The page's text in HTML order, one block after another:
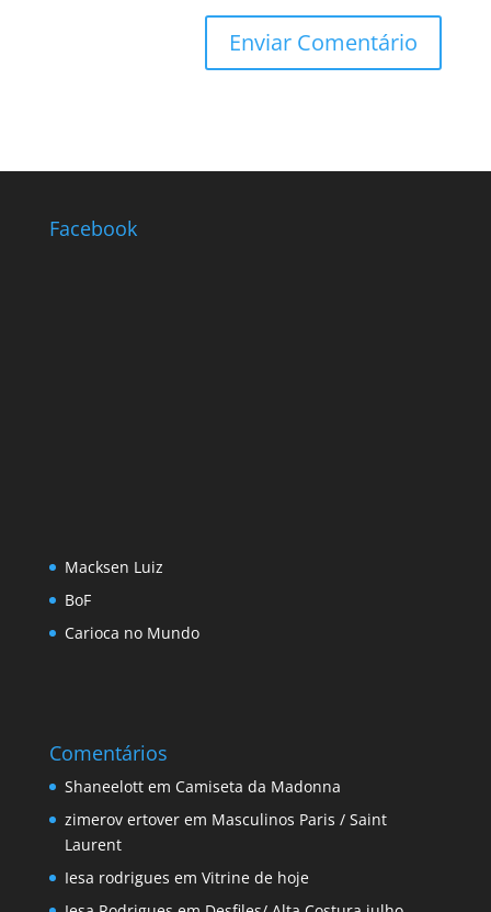
Facebook
Macksen Luiz
BoF
Carioca no Mundo
Comentários
Shaneelottem Camiseta da Madonna
zimerov ertoverem Masculinos Paris / Saint
Laurent
Iesa rodrigues em Vitrine de hoje